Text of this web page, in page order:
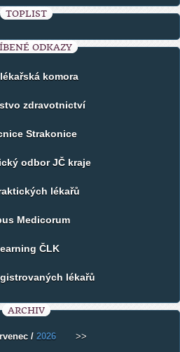
TOPLIST
ODKAZY
komora
zdravotnictví
Strakonice
odbor JČ kraje
lékařů
Medicorum
ČLK
lékařů
ARCHIV
/ 2026 >>